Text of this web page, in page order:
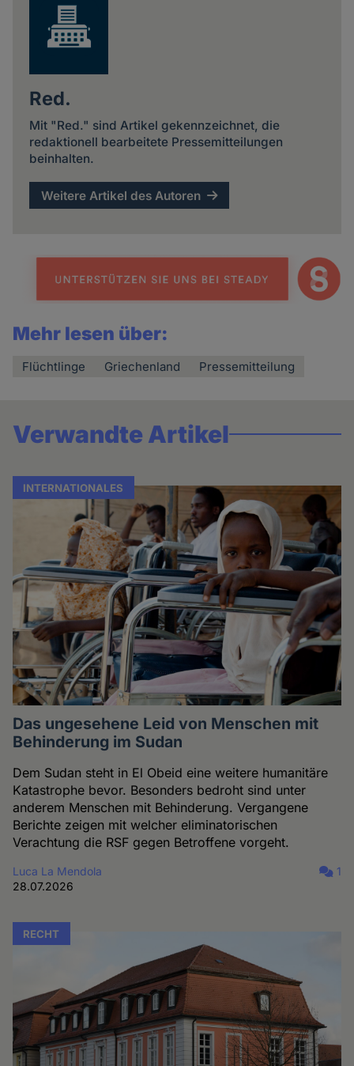
Red.
Mit "Red." sind Artikel gekennzeichnet, die
redaktionell bearbeitete Pressemitteilungen
beinhalten.
Weitere Artikel des Autoren
Mehr lesen über:
Flüchtlinge Griechenland Pressemitteilung
Verwandte Artikel
INTERNATIONALES
Das ungesehene Leid von Menschen mit
Behinderung im Sudan
Dem Sudan steht in El Obeid eine weitere humanitäre
Katastrophe bevor. Besonders bedroht sind unter
anderem Menschen mit Behinderung. Vergangene
Berichte zeigen mit welcher eliminatorischen
Verachtung die RSF gegen Betroffene vorgeht.
Luca La Mendola
28.07.2026
1
RECHT